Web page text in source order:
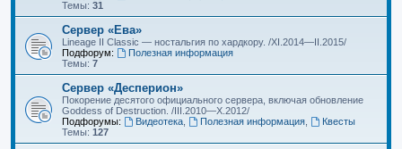
Темы: 31
Сервер «Ева»
Lineage II Classic — ностальгия по хардкору. /XI.2014—II.2015/
Подфорум:
Полезная информация
Темы: 7
Сервер «Десперион»
Покорение десятого официального сервера, включая обновление
Goddess of Destruction. /III.2010—X.2012/
Подфорумы:
Видеотека, Полезная информация,
Квесты
Темы: 127